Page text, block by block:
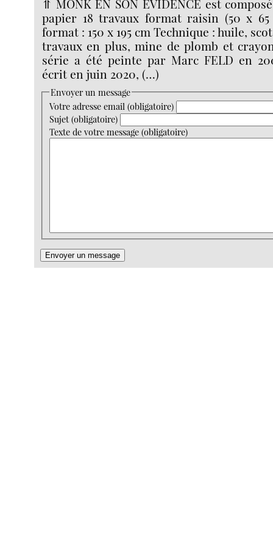
⥣ MONK EN SON ÉVIDENCE est
papier 18 travaux format raisin (50 x 65
format : 150 x 195 cm Technique : huile,
travaux en plus, mine de plomb et
série a été peinte par Marc FELD en
écrit en juin 2020, (…)
Envoyer un message
Votre adresse email (obligatoire)
Sujet (obligatoire)
Texte de votre message (obligatoire)